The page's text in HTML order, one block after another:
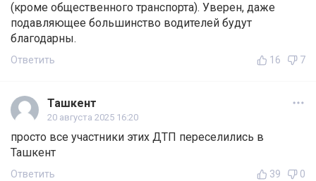
(кроме общественного транспорта). Уверен, даже
подавляющее большинство водителей будут
благодарны.
Ответить 16 7
Ташкент
20 августа 2025 16:20
просто все участники этих ДТП переселились в
Ташкент
Ответить 39 0